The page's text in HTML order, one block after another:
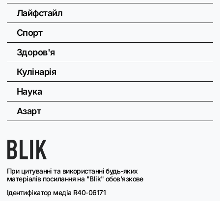
При цитуванні та використанні будь-яких
матеріалів посилання на "Blik" обов'язкове
Ідентифікатор медіа R40-06171
Лайфстайл
Спорт
Здоров'я
Кулінарія
Наука
Азарт